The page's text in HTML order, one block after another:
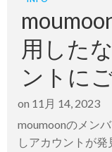
用した
ントに
on 11月 14, 2023
moumoonのメン
しアカウントが